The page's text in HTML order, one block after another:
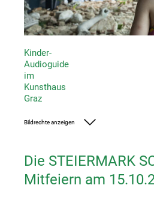
Kinder-
Audioguide
im
Kunsthaus
Graz
Bildrechte anzeigen
Die STEIERMARK
Mitfeiern am